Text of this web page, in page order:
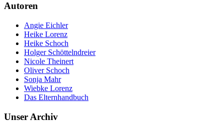
Autoren
Angie Eichler
Heike Lorenz
Heike Schoch
Holger Schöttelndreier
Nicole Theinert
Oliver Schoch
Sonja Mahr
Wiebke Lorenz
Das Elternhandbuch
Unser Archiv